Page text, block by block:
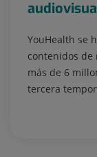
YouHealth se
contenidos de
más de 6
tercera